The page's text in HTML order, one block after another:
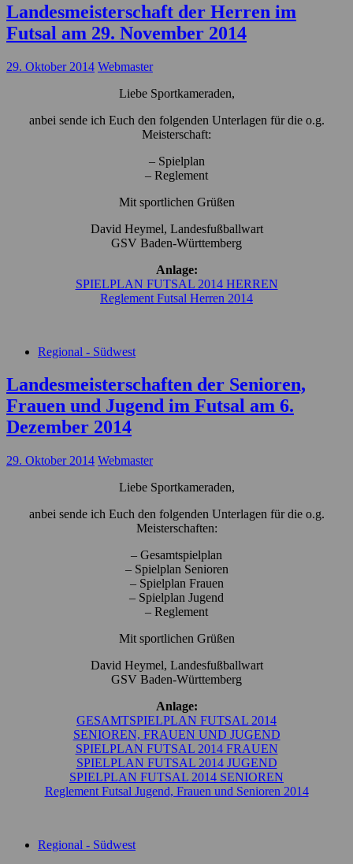
Landesmeisterschaft der Herren im
Futsal am 29. November 2014
29. Oktober 2014 Webmaster
Liebe Sportkameraden,
anbei sende ich Euch den folgenden Unterlagen für die o.g.
Meisterschaft:
– Spielplan
– Reglement
Mit sportlichen Grüßen
David Heymel, Landesfußballwart
GSV Baden-Württemberg
Anlage:
SPIELPLAN FUTSAL 2014 HERREN
Reglement Futsal Herren 2014
Regional - Südwest
Landesmeisterschaften der Senioren,
Frauen und Jugend im Futsal am 6.
Dezember 2014
29. Oktober 2014 Webmaster
Liebe Sportkameraden,
anbei sende ich Euch den folgenden Unterlagen für die o.g.
Meisterschaften:
– Gesamtspielplan
– Spielplan Senioren
– Spielplan Frauen
– Spielplan Jugend
– Reglement
Mit sportlichen Grüßen
David Heymel, Landesfußballwart
GSV Baden-Württemberg
Anlage:
GESAMTSPIELPLAN FUTSAL 2014
SENIOREN, FRAUEN UND JUGEND
SPIELPLAN FUTSAL 2014 FRAUEN
SPIELPLAN FUTSAL 2014 JUGEND
SPIELPLAN FUTSAL 2014 SENIOREN
Reglement Futsal Jugend, Frauen und Senioren 2014
Regional - Südwest